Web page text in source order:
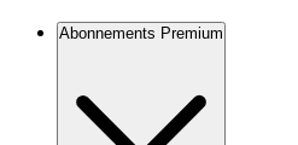
Abonnements Premium